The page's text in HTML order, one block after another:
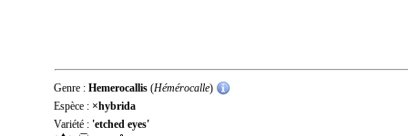
Genre : Hemerocallis (Hémérocalle)
Espèce : ×hybrida
Variété : 'etched eyes'